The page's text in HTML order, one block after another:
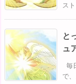
ス
と
ュ
毎
で